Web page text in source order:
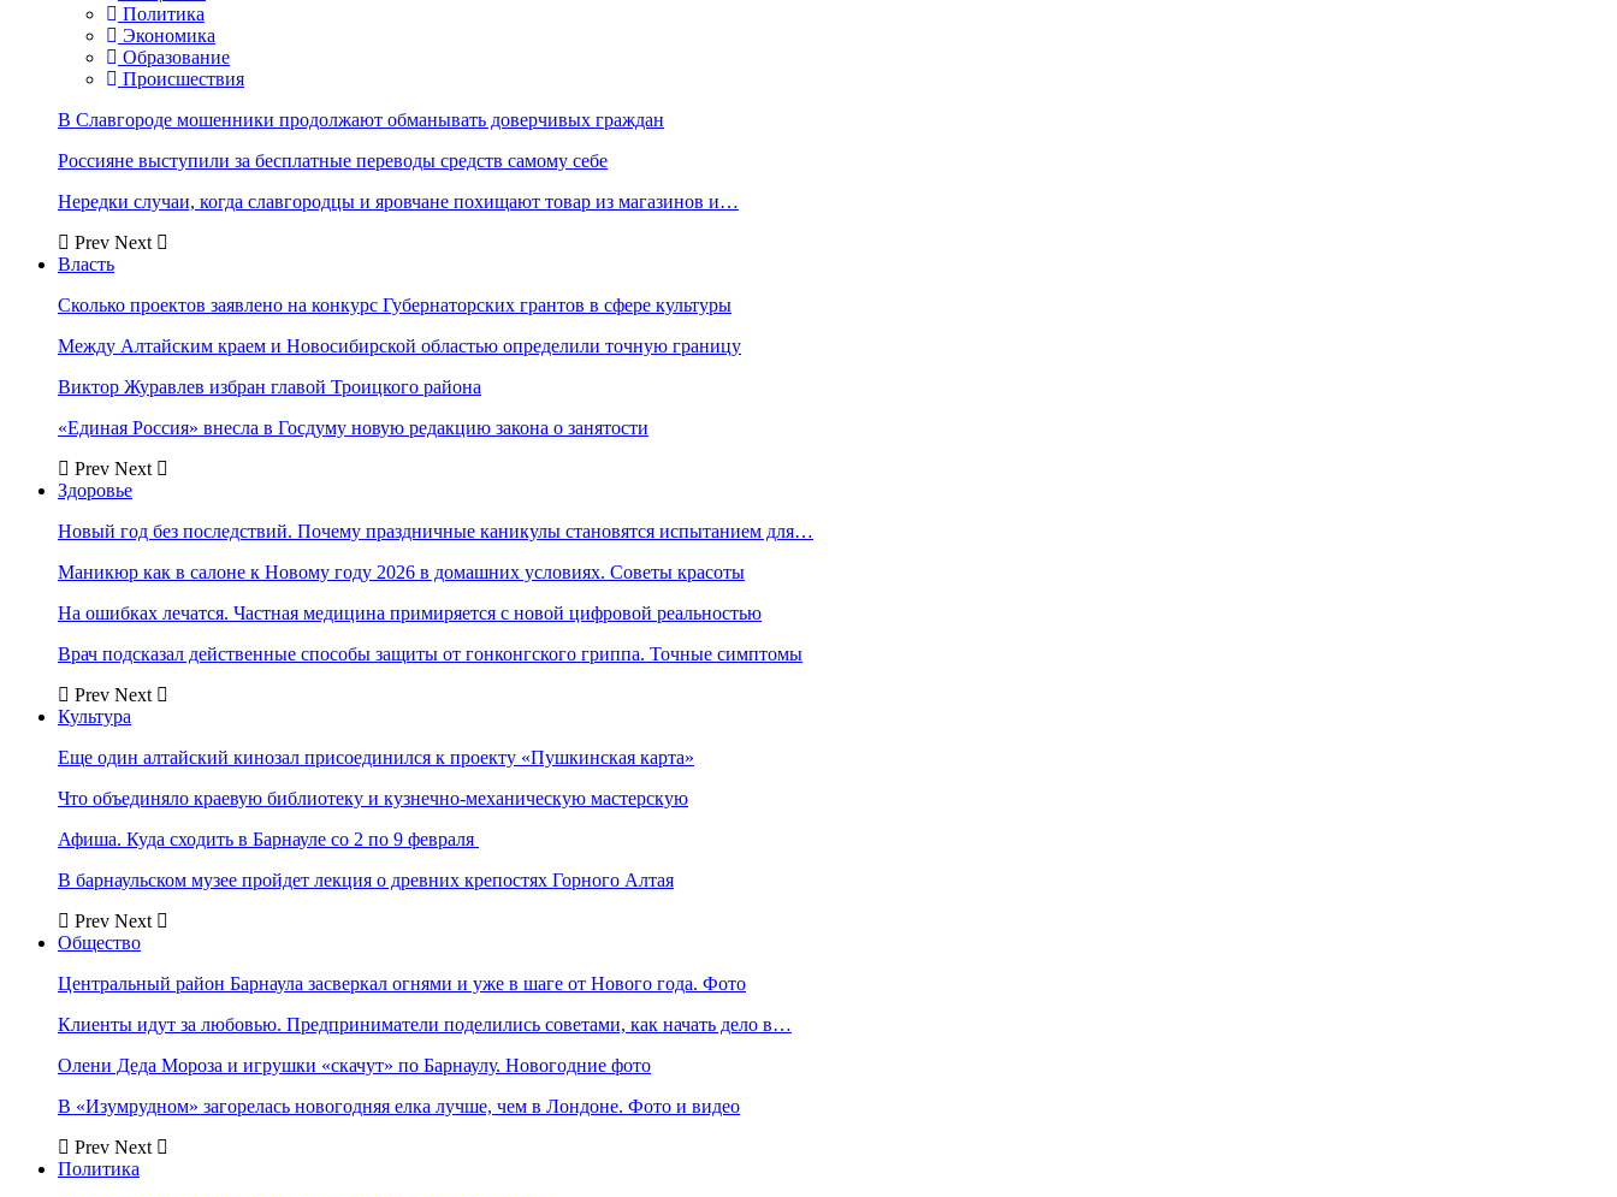
Политика
Экономика
Образование
Происшествия
В Славгороде мошенники продолжают обманывать доверчивых граждан
Россияне выступили за бесплатные переводы средств самому себе
Нередки случаи, когда славгородцы и яровчане похищают товар из магазинов и…
Prev Next
Власть
Сколько проектов заявлено на конкурс Губернаторских грантов в сфере культуры
Между Алтайским краем и Новосибирской областью определили точную границу
Виктор Журавлев избран главой Троицкого района
«Единая Россия» внесла в Госдуму новую редакцию закона о занятости
Prev Next
Здоровье
Новый год без последствий. Почему праздничные каникулы становятся испытанием для…
Маникюр как в салоне к Новому году 2026 в домашних условиях. Советы красоты
На ошибках лечатся. Частная медицина примиряется с новой цифровой реальностью
Врач подсказал действенные способы защиты от гонконгского гриппа. Точные симптомы
Prev Next
Культура
Еще один алтайский кинозал присоединился к проекту «Пушкинская карта»
Что объединяло краевую библиотеку и кузнечно-механическую мастерскую
Афиша. Куда сходить в Барнауле со 2 по 9 февраля
В барнаульском музее пройдет лекция о древних крепостях Горного Алтая
Prev Next
Общество
Центральный район Барнаула засверкал огнями и уже в шаге от Нового года. Фото
Клиенты идут за любовью. Предприниматели поделились советами, как начать дело в…
Олени Деда Мороза и игрушки «скачут» по Барнаулу. Новогодние фото
В «Изумрудном» загорелась новогодняя елка лучше, чем в Лондоне. Фото и видео
Prev Next
Политика